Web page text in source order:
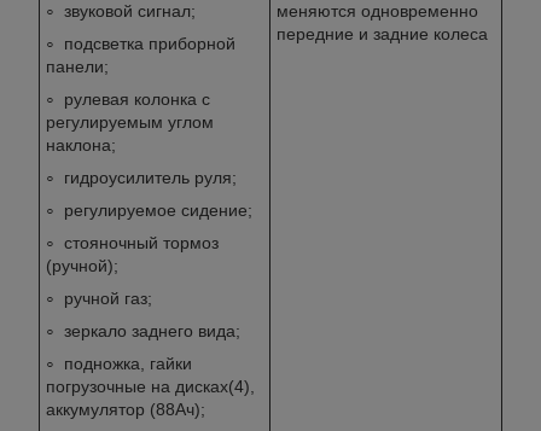
звуковой сигнал;
подсветка приборной
панели;
рулевая колонка с
регулируемым углом
наклона;
гидроусилитель руля;
регулируемое сидение;
стояночный тормоз
(ручной);
ручной газ;
зеркало заднего вида;
подножка, гайки
погрузочные на дисках(4),
аккумулятор (88Ач);
меняются одновременно
передние и задние колеса